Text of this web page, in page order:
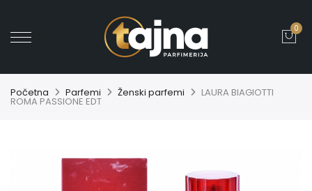
0
Početna Parfemi Ženski parfemi LAURA BIAGIOTTI
ROMA PASSIONE EDT